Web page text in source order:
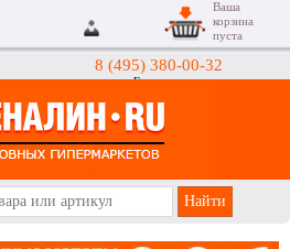
8 (495) 380-00-32
Гипермаркеты
Ваша
корзина
пуста